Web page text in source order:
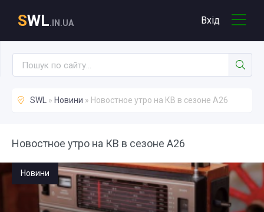
SWL.IN.UA Вхід
SWL » Новини » Новостное утро на КВ в сезоне А26
Новостное утро на КВ в сезоне А26
Новини